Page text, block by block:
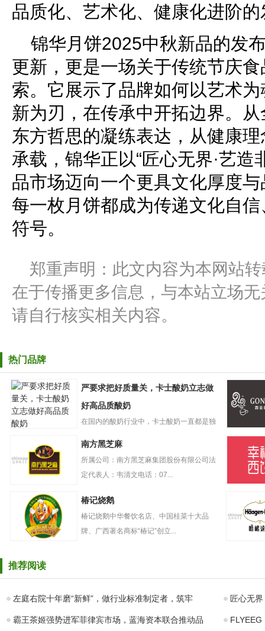
品质化、艺术化、健康化进阶
锦华月饼2025中秋新品的发
更新，更是一场关于传统节庆
索。它展示了品牌如何以艺术
新为刃，在传承中开拓边界。
东方哲思的凝练表达，从健康
承载，锦华正以“匠心无界·艺造
品市场迈向一个更具文化厚度
每一枚月饼都成为传递文化自
符号。
郑重声明：此文内容为本网站
在于传播更多信息，与本站立场
请自行核实相关内容。
热门品牌
关，卡士酸奶立
志做好高品质酸
严要求把好质量关，卡士酸奶立志做
好高品质酸奶
在国内的酸奶行业中，卡士酸奶一直都是独
奶盖贡茶
南方黑芝麻
南方黑芝麻
所属公司：南方黑芝麻集团股份有限公司法
定代表人：韦清文电话：07...
椿记烧鹅
椿记烧鹅中华餐饮名店、中国桂菜十大品
牌、广西著名商标“椿记”创立...
推荐阅读
左庭右院十年磨“新鲜”，做行业标准制定者，筑牢 匠心无
霸王茶姬强势进军菲律宾市场，蓝海资本联合推动品